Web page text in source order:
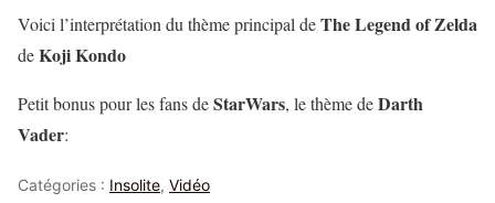
Voici l’interprétation du thème principal deThe Legend of Zelda
deKoji Kondo
Petit bonus pour les fans deStarWars, le thème deDarth
Vader:
Catégories : Insolite, Vidéo